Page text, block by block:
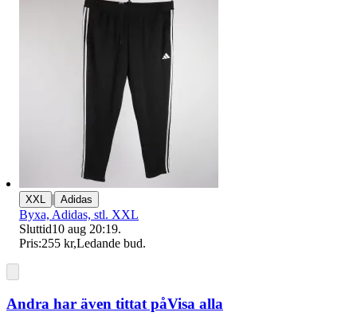
XXL | Adidas
Byxa, Adidas, stl. XXL
Sluttid10 aug 20:19.
Pris:255 kr,Ledande bud.
Andra har även tittat påVisa alla